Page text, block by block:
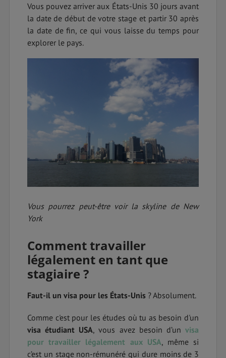
Vous pouvez arriver aux États-Unis 30 jours avant
la date de début de votre stage et partir 30 après
la date de fin, ce qui vous laisse du temps pour
explorer le pays.
Vous pourrez peut-être voir la skyline de New
York
Comment travailler
légalement en tant que
stagiaire ?
Faut-il un visa pour les États-Unis ? Absolument.
Comme c'est pour les études où tu as besoin d'un
visa étudiant USA, vous avez besoin d’unvisa
pour travailler légalement aux USA, même si
c’est un stage non-rémunéré qui dure moins de 3